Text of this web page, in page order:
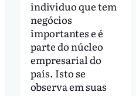
individuo que tem
negócios
importantes e é
parte do núcleo
empresarial do
país. Isto se
observa em suas